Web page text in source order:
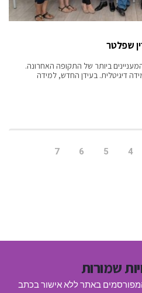
שפלטר
ביותר של התקופה האחרונה.
דיגיטלית. בעידן החדש, למידה
4
5
6
7
שמורות
באתר ללא אישור בכתב